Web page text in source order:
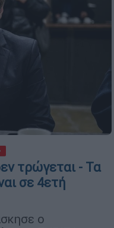
τρώγεται - Τα
σε 4ετή
ο